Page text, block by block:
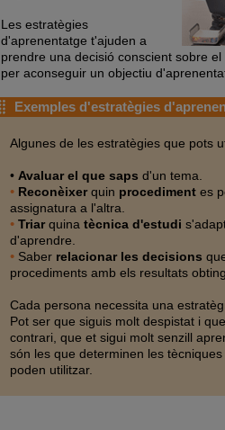
Les estratègies
d'aprenentatge t'ajuden a
prendre una decisió conscient sobre
per aconseguir un objectiu
Exemples d'estratègies
Algunes de les estratègies que pots
• Avaluar el que saps d'un tema.
• Reconèixerquin procediment es
assignatura a l'altra.
• Triarquina tècnica d'estudi
d'aprendre.
• Saber relacionar les decisions
procediments amb els resultats
Cada persona necessita una
Pot ser que siguis molt despistat i
contrari, que et sigui molt senzill
són les que determinen les
poden utilitzar.